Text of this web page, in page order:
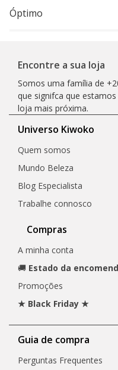
Óptimo
Encontre a sua loja
Somos uma família de
que signifca que
loja mais próxima.
Universo Kiwoko
Quem somos
Mundo Beleza
Blog Especialista
Trabalhe connosco
Compras
A minha conta
🚚 Estado da
Promoções
★ Black Friday ★
Guia de compra
Perguntas Frequentes